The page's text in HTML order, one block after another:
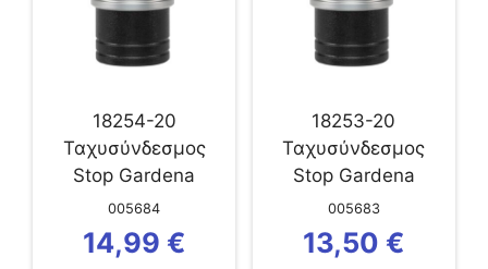
18254-20
Ταχυσύνδεσμος
Stop Gardena
Premium 3/4″
005684
14,99 €
18253-20
Ταχυσύνδεσμος
Stop Gardena
Premium 1/2″ & 5/8″
005683
13,50 €